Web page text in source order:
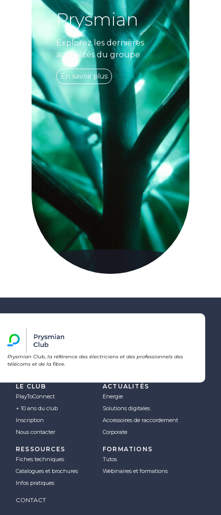
Prysmian
Explorez les dernières
actualités du groupe
En savoir plus
Prysmian Club, la référence des électriciens et des professionnels des
télécoms et de la fibre.
LE CLUB
PlayToConnect
+ 10 ans du club
Inscription
Nous contacter
ACTUALITÉS
Energie
Solutions digitales
Accessoires de raccordement
Corporate
RESSOURCES
Fiches techniques
Catalogues et brochures
Infos pratiques
FORMATIONS
Tutos
Webinaires et formations
CONTACT